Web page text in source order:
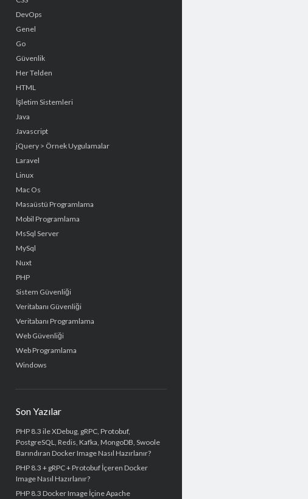
DevOps
Genel
Go
Güvenlik
Her Telden
HTML
İşletim Sistemleri
Java
Javascript
jQuery > Örnek Uygulamalar
Laravel
Linux
Mac Os
Masaüstü Programlama
Mobil Programlama
MsSql Server
MySql
Nuxt
PHP
Sistem Güvenliği
Veritabanı Güvenliği
Veritabanı Programlama
Web Güvenliği
Web Programlama
Windows
Son Yazılar
PHP 8.3 ile XDebug, gRPC, Protobuf,
PostgreSQL, Redis, Kafka, MongoDB, Swoole
Barındıran Docker Image Nasıl Hazırlanır?
PHP 8.3 + gRPC + Protobuf İçeren Docker
Image Nasıl Hazırlanır?
PHP 8.3 Docker Image İçine Apache